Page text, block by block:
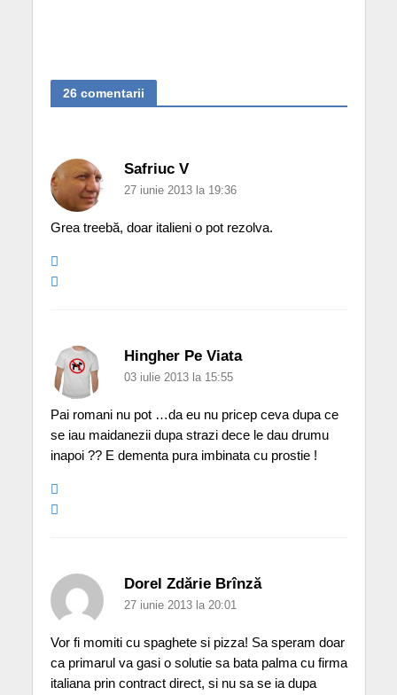
26 comentarii
Safriuc V
27 iunie 2013 la 19:36
Grea treebă, doar italieni o pot rezolva.
Hingher Pe Viata
03 iulie 2013 la 15:55
Pai romani nu pot …da eu nu pricep ceva dupa ce
se iau maidanezii dupa strazi dece le dau drumu
inapoi ?? E dementa pura imbinata cu prostie !
Dorel Zdărie Brînză
27 iunie 2013 la 20:01
Vor fi momiti cu spaghete si pizza! Sa speram doar
ca primarul va gasi o solutie sa bata palma cu firma
italiana prin contract direct, si nu sa se ia dupa